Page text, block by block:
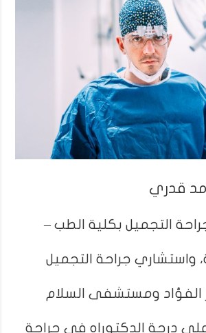
قدري
التجميل بكلية الطب –
واستشاري جراحة التجميل
ومستشفى السلام
درجة الدكتوراه في جراحة